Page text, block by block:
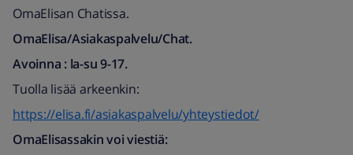
OmaElisan Chatissa.
OmaElisa/Asiakaspalvelu/Chat.
Avoinna : la-su 9-17.
Tuolla lisää arkeenkin:
https://elisa.fi/asiakaspalvelu/yhteystiedot/
OmaElisassakin voi viestiä: